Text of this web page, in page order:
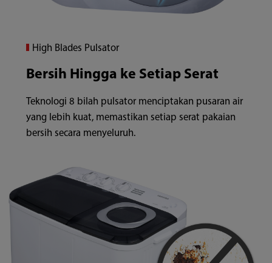
High Blades Pulsator
Bersih Hingga ke Setiap Serat
Teknologi 8 bilah pulsator menciptakan pusaran air
yang lebih kuat, memastikan setiap serat pakaian
bersih secara menyeluruh.